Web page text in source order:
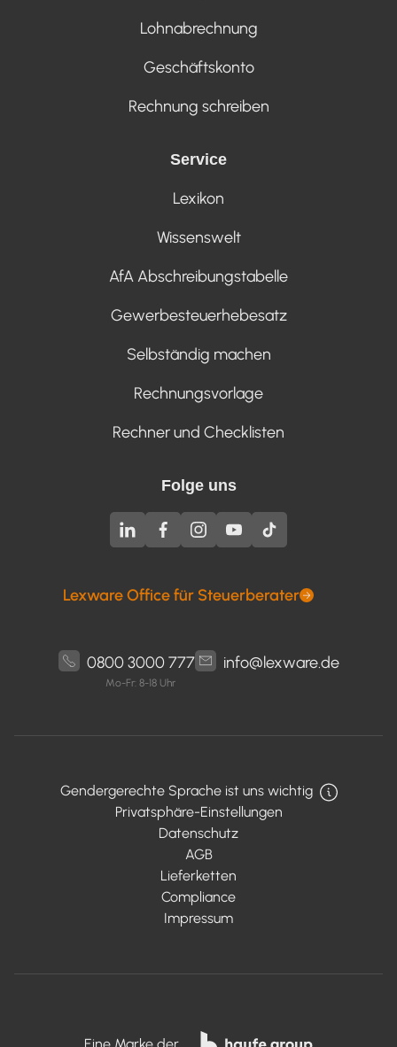
Lohnabrechnung
Geschäftskonto
Rechnung schreiben
Service
Lexikon
Wissenswelt
AfA Abschreibungstabelle
Gewerbesteuerhebesatz
Selbständig machen
Rechnungsvorlage
Rechner und Checklisten
Folge uns
Lexware Office für Steuerberater
0800 3000 777
Mo-Fr: 8-18 Uhr
info@lexware.de
Privatsphäre-Einstellungen
Datenschutz
AGB
Lieferketten
Compliance
Impressum
Gendergerechte Sprache ist uns wichtig